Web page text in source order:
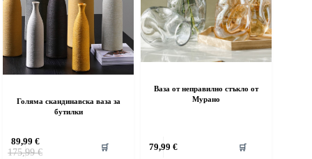
Голяма скандинавска ваза за
бутилки
175,99€
Original
89,99 €
Текущата
🛒
Ваза от неправилно стъкло от
Мурано
79,99 € 🛒